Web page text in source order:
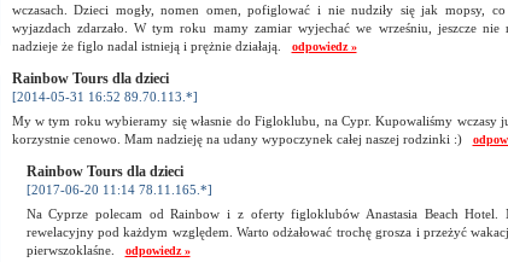
wczasach. Dzieci mogły, nomen omen, pofiglować i nie nudziły się jak mopsy, co
wyjazdach zdarzało. W tym roku mamy zamiar wyjechać we wrześniu, jeszcze nie
nadzieje że figlo nadal istnieją i prężnie działają. odpowiedz »
Rainbow Tours dla dzieci
[2014-05-31 16:52 89.70.113.*]
My w tym roku wybieramy się własnie do Figloklubu, na Cypr. Kupowaliśmy wczasy
korzystnie cenowo. Mam nadzieję na udany wypoczynek całej naszej rodzinki :)
Rainbow Tours dla dzieci
[2017-06-20 11:14 78.11.165.*]
Na Cyprze polecam od Rainbow i z oferty figloklubów Anastasia Beach
rewelacyjny pod każdym względem. Warto odżałować trochę grosza i przeżyć
pierwszoklaśne. odpowiedz »